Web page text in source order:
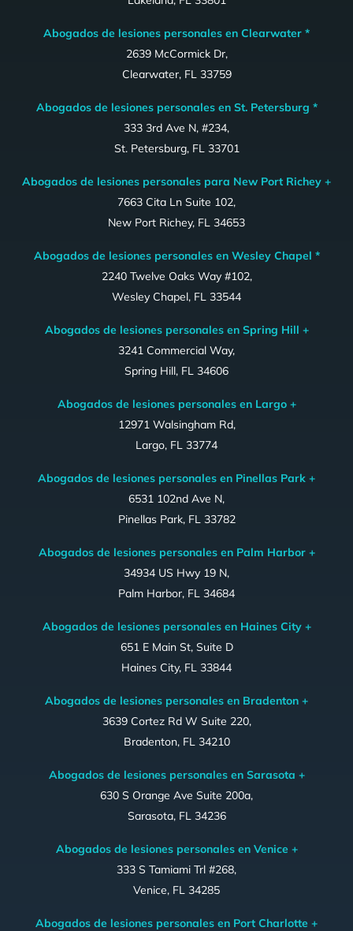
Abogados de lesiones personales en Clearwater *
2639 McCormick Dr,
Clearwater, FL 33759
Abogados de lesiones personales en St. Petersburg *
333 3rd Ave N, #234,
St. Petersburg, FL 33701
Abogados de lesiones personales para New Port Richey +
7663 Cita Ln Suite 102,
New Port Richey, FL 34653
Abogados de lesiones personales en Wesley Chapel *
2240 Twelve Oaks Way #102,
Wesley Chapel, FL 33544
Abogados de lesiones personales en Spring Hill +
3241 Commercial Way,
Spring Hill, FL 34606
Abogados de lesiones personales en Largo +
12971 Walsingham Rd,
Largo, FL 33774
Abogados de lesiones personales en Pinellas Park +
6531 102nd Ave N,
Pinellas Park, FL 33782
Abogados de lesiones personales en Palm Harbor +
34934 US Hwy 19 N,
Palm Harbor, FL 34684
Abogados de lesiones personales en Haines City +
651 E Main St, Suite D
Haines City, FL 33844
Abogados de lesiones personales en Bradenton +
3639 Cortez Rd W Suite 220,
Bradenton, FL 34210
Abogados de lesiones personales en Sarasota +
630 S Orange Ave Suite 200a,
Sarasota, FL 34236
Abogados de lesiones personales en Venice +
333 S Tamiami Trl #268,
Venice, FL 34285
Abogados de lesiones personales en Port Charlotte +